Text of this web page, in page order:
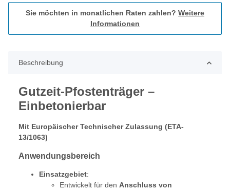
Sie möchten in monatlichen Raten zahlen? Weitere
Informationen
Beschreibung
Gutzeit-Pfostenträger –
Einbetonierbar
Mit Europäischer Technischer Zulassung (ETA-
13/1063)
Anwendungsbereich
Einsatzgebiet:
Entwickelt für den Anschluss von